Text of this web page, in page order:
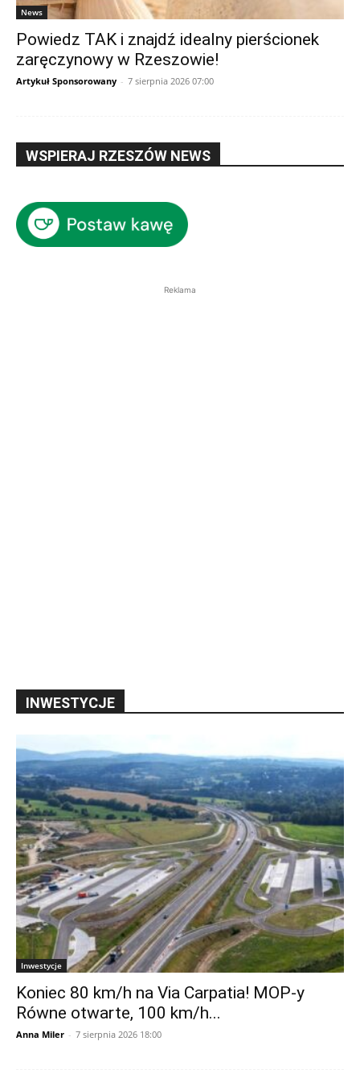
News
Powiedz TAK i znajdź idealny pierścionek
zaręczynowy w Rzeszowie!
Artykuł Sponsorowany - 7 sierpnia 2026 07:00
WSPIERAJ RZESZÓW NEWS
Reklama
INWESTYCJE
Inwestycje
Koniec 80 km/h na Via Carpatia! MOP-y
Równe otwarte, 100 km/h...
Anna Miler - 7 sierpnia 2026 18:00